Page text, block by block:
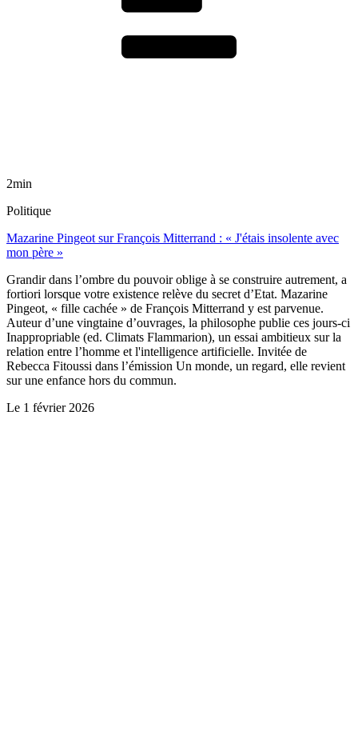
2min
Politique
Mazarine Pingeot sur François Mitterrand : « J'étais insolente avec
mon père »
Grandir dans l’ombre du pouvoir oblige à se construire autrement, a
fortiori lorsque votre existence relève du secret d’Etat. Mazarine
Pingeot, « fille cachée » de François Mitterrand y est parvenue.
Auteur d’une vingtaine d’ouvrages, la philosophe publie ces jours-ci
Inappropriable (ed. Climats Flammarion), un essai ambitieux sur la
relation entre l’homme et l'intelligence artificielle. Invitée de
Rebecca Fitoussi dans l’émission Un monde, un regard, elle revient
sur une enfance hors du commun.
Le 1 février 2026